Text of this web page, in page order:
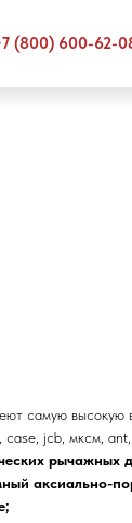
(800) 600-62-
самую высокую
case, jcb, мксм,
рычажных
аксиально-